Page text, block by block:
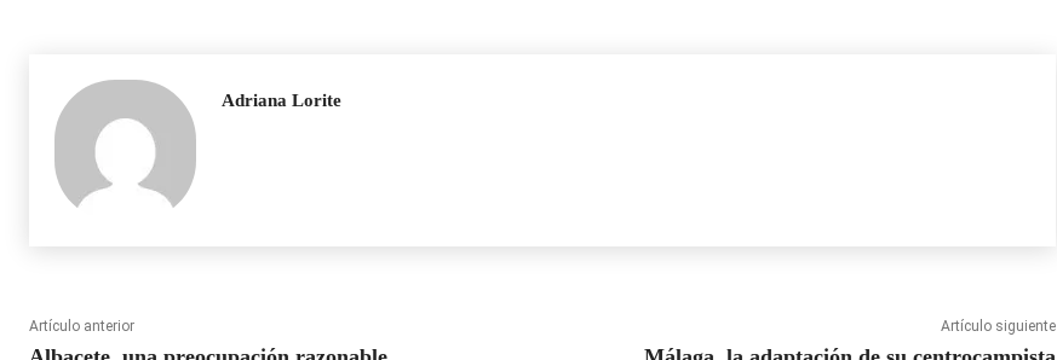
Adriana Lorite
Artículo anterior Artículo siguiente